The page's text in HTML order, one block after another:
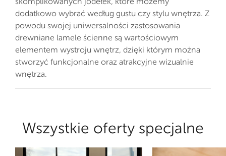
dodatkowo wybrać według gustu czy stylu wnętrza. Z
powodu swojej uniwersalności zastosowania
drewniane lamele ścienne są wartościowym
elementem wystroju wnętrz, dzięki którym można
stworzyć funkcjonalne oraz atrakcyjne wizualnie
wnętrza.
Wszystkie oferty specjalne